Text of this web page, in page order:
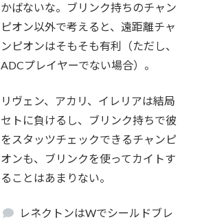
かばないな。ブリンク持ちのチャン
ピオン以外で考えると、遠距離チャ
ンピオンはそもそも有利（ただし、
ADCプレイヤーでない場合）。
リヴェン、アカリ、イレリアは結局
セトに負けるし、ブリンク持ちで彼
をスタッツチェックできるチャンピ
オンも、ブリンクを使ってカイトす
ることはあまりない。
レネクトンはWでシールドブレ